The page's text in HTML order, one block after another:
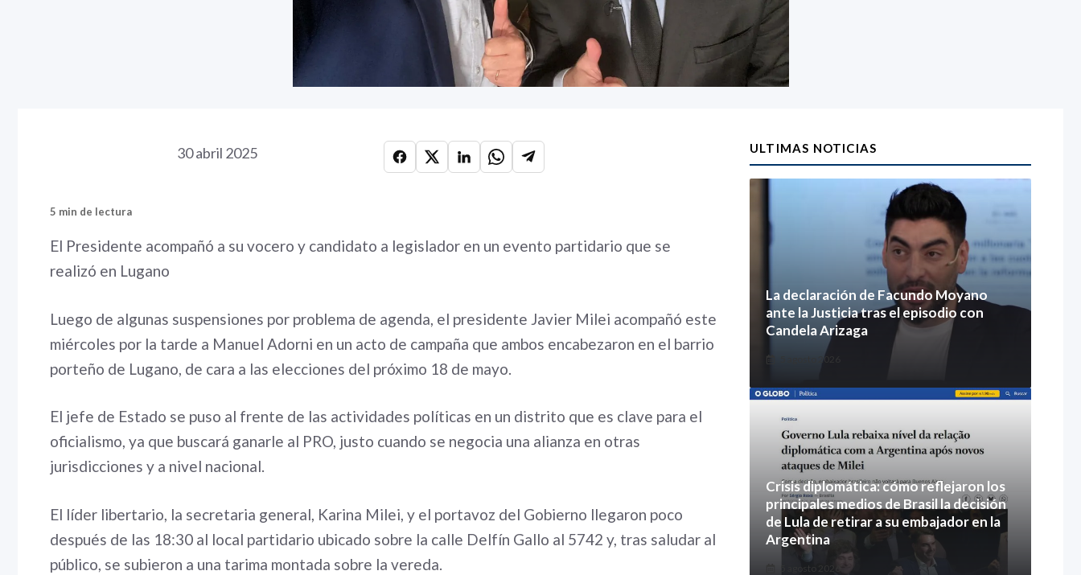
30 abril 2025
5 min de lectura
El Presidente acompañó a su vocero y candidato a legislador en un evento partidario que se
realizó en Lugano
Luego de algunas suspensiones por problema de agenda, el presidente Javier Milei acompañó este
miércoles por la tarde a Manuel Adorni en un acto de campaña que ambos encabezaron en el barrio
porteño de Lugano, de cara a las elecciones del próximo 18 de mayo.
El jefe de Estado se puso al frente de las actividades políticas en un distrito que es clave para el
oficialismo, ya que buscará ganarle al PRO, justo cuando se negocia una alianza en otras
jurisdicciones y a nivel nacional.
El líder libertario, la secretaria general, Karina Milei, y el portavoz del Gobierno llegaron poco
después de las 18:30 al local partidario ubicado sobre la calle Delfín Gallo al 5742 y, tras saludar al
público, se subieron a una tarima montada sobre la vereda.
ULTIMAS NOTICIAS
La declaración de Facundo Moyano
ante la Justicia tras el episodio con
Candela Arizaga
5 agosto 2026
Crisis diplomática: cómo reflejaron los
principales medios de Brasil la decisión
de Lula de retirar a su embajador en la
Argentina
5 agosto 2026